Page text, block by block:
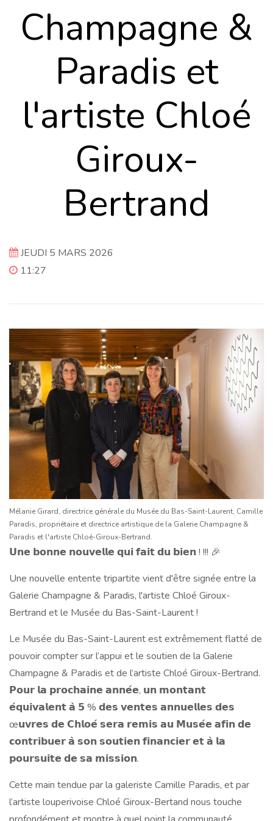
Champagne &
Paradis et
l'artiste Chloé
Giroux-
Bertrand
JEUDI 5 MARS 2026
11:27
Mélanie Girard, directrice générale du Musée du Bas-Saint-Laurent, Camille
Paradis, propriétaire et directrice artistique de la Galerie Champagne &
Paradis et l'artiste Chloé-Giroux-Bertrand.
𝗨𝗻𝗲 𝗯𝗼𝗻𝗻𝗲 𝗻𝗼𝘂𝘃𝗲𝗹𝗹𝗲 𝗾𝘂𝗶 𝗳𝗮𝗶𝘁 𝗱𝘂 𝗯𝗶𝗲𝗻 ! !!! 🎉
Une nouvelle entente tripartite vient d'être signée entre la
Galerie Champagne & Paradis, l'artiste Chloé Giroux-
Bertrand et le Musée du Bas-Saint-Laurent !
Le Musée du Bas-Saint-Laurent est extrêmement flatté de
pouvoir compter sur l’appui et le soutien de la Galerie
Champagne & Paradis et de l’artiste Chloé Giroux-Bertrand.
𝗣𝗼𝘂𝗿 𝗹𝗮 𝗽𝗿𝗼𝗰𝗵𝗮𝗶𝗻𝗲 𝗮𝗻𝗻𝗲́𝗲, 𝘂𝗻 𝗺𝗼𝗻𝘁𝗮𝗻𝘁
𝗲́𝗾𝘂𝗶𝘃𝗮𝗹𝗲𝗻𝘁 𝗮̀ 𝟱 % 𝗱𝗲𝘀 𝘃𝗲𝗻𝘁𝗲𝘀 𝗮𝗻𝗻𝘂𝗲𝗹𝗹𝗲𝘀 𝗱𝗲𝘀
œ𝘂𝘃𝗿𝗲𝘀 𝗱𝗲 𝗖𝗵𝗹𝗼𝗲́ 𝘀𝗲𝗿𝗮 𝗿𝗲𝗺𝗶𝘀 𝗮𝘂 𝗠𝘂𝘀𝗲́𝗲 𝗮𝗳𝗶𝗻 𝗱𝗲
𝗰𝗼𝗻𝘁𝗿𝗶𝗯𝘂𝗲𝗿 𝗮̀ 𝘀𝗼𝗻 𝘀𝗼𝘂𝘁𝗶𝗲𝗻 𝗳𝗶𝗻𝗮𝗻𝗰𝗶𝗲𝗿 𝗲𝘁 𝗮̀ 𝗹𝗮
𝗽𝗼𝘂𝗿𝘀𝘂𝗶𝘁𝗲 𝗱𝗲 𝘀𝗮 𝗺𝗶𝘀𝘀𝗶𝗼𝗻.
Cette main tendue par la galeriste Camille Paradis, et par
l’artiste louperivoise Chloé Giroux-Bertand nous touche